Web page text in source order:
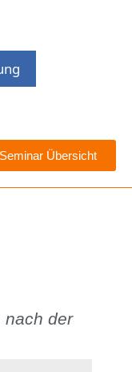
Übersicht
nach der